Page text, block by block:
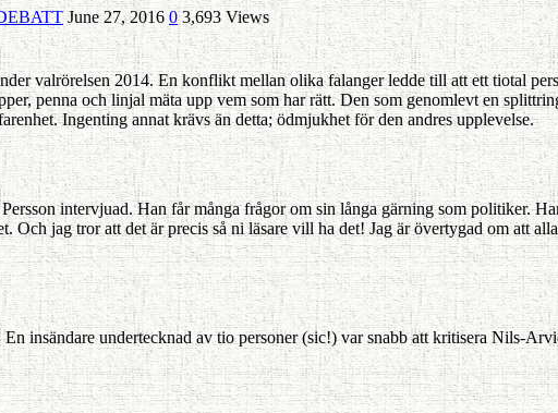
June 27, 2016 0 3,693 Views
valrörelsen 2014. En konflikt mellan olika falanger ledde till att ett tiotal
penna och linjal mäta upp vem som har rätt. Den som genomlevt en
Ingenting annat krävs än detta; ödmjukhet för den andres upplevelse.
intervjuad. Han får många frågor om sin långa gärning som politiker.
Och jag tror att det är precis så ni läsare vill ha det! Jag är övertygad om att
insändare undertecknad av tio personer (sic!) var snabb att kritisera Nils-